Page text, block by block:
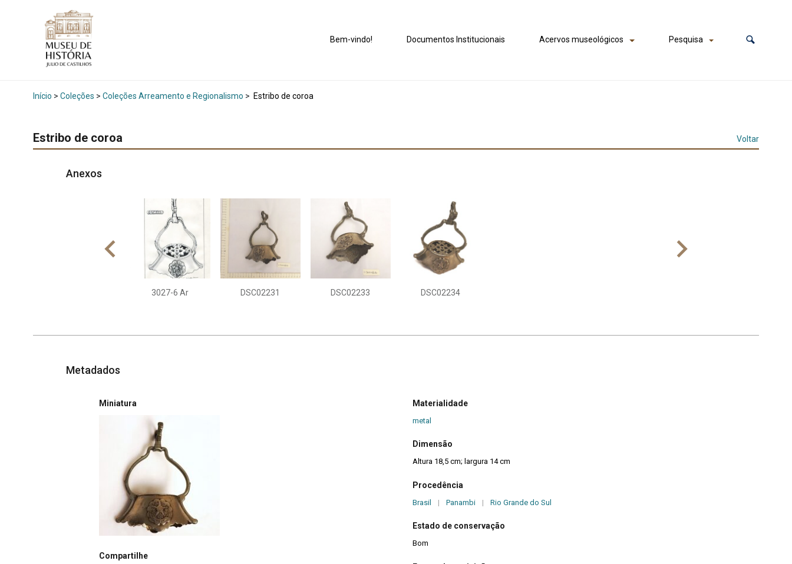
Bem-vindo! Documentos Institucionais Acervos museológicos Pesquisa
Início > Coleções > Coleções Arreamento e Regionalismo > Estribo de coroa
Estribo de coroa Voltar
Anexos
3027-6 Ar DSC02231 DSC02233 DSC02234
Metadados
Miniatura
Compartilhe
Materialidade
metal
Dimensão
Altura 18,5 cm; largura 14 cm
Procedência
Brasil | Panambi | Rio Grande do Sul
Estado de conservação
Bom